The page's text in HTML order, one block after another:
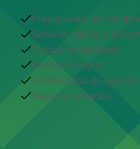
Presupuesto sin
Servicio rápido y
Trabajo profesional
Gestión integral
Certificados de gestión
Seguros incluidos